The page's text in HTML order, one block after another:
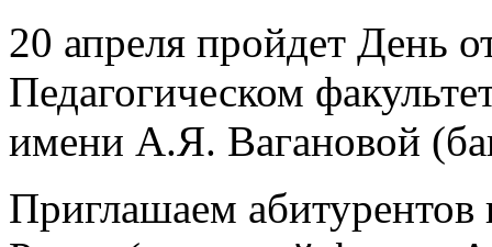
20 апреля пройдет День
Педагогическом
имени А.Я. Вагановой
Приглашаем